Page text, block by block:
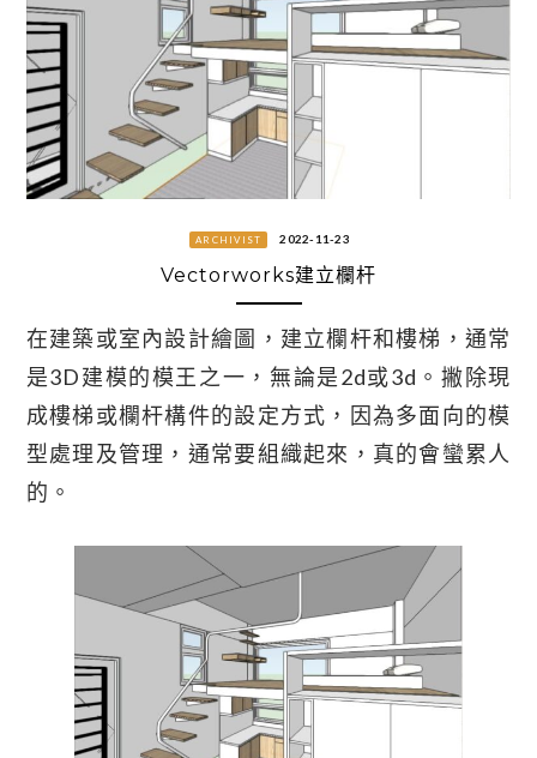
ARCHIVIST 2022-11-23
Vectorworks建立欄杆
在建築或室內設計繪圖，建立欄杆和樓梯，通常
是3D建模的模王之一，無論是2d或3d。撇除現
成樓梯或欄杆構件的設定方式，因為多面向的模
型處理及管理，通常要組織起來，真的會蠻累人
的。